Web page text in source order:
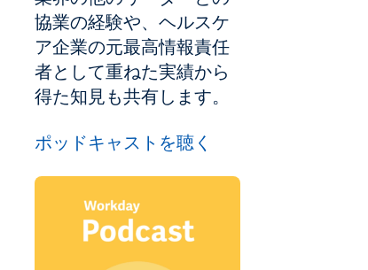
協業の経験や、ヘルスケ
ア企業の元最高情報責任
者として重ねた実績から
得た知見も共有します。
ポッドキャストを聴く